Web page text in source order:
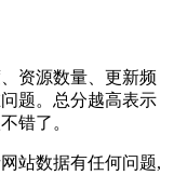
资源数量、更新频
题。总分越高表示
错了。
站数据有任何问题,